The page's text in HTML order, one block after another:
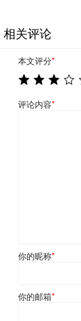
相关评论
本文评分*
评论内容*
你的昵称*
你的邮箱*